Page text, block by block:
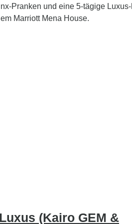
Pranken und eine 5-tägige
Marriott Mena House.
(Kairo GEM &